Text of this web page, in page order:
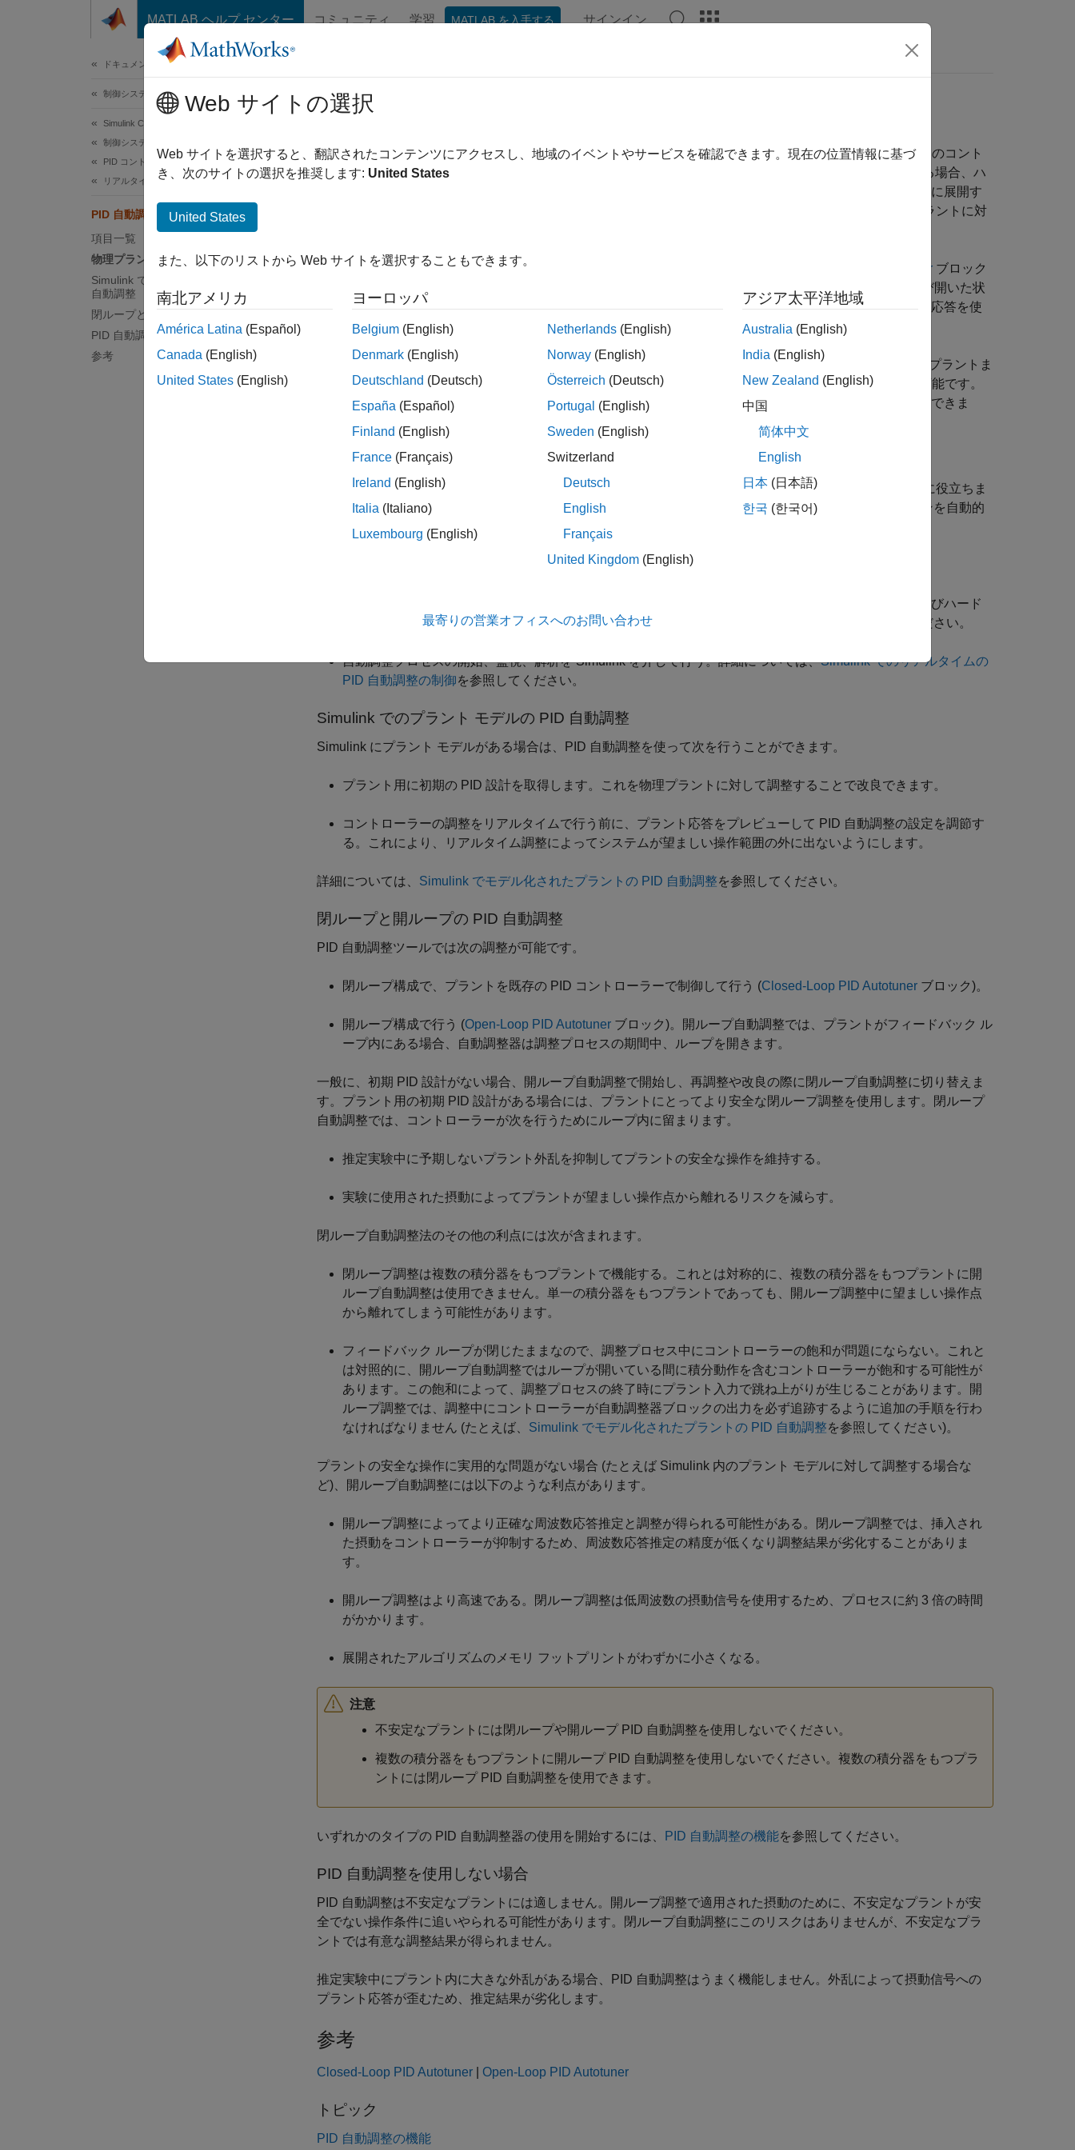
コンテンツへスキップ
MATLAB ヘルプ センター コミュニティ 学習 MATLAB を入手する サインイン
ドキュメンテーションのホーム
制御システム
Simulink Control Design
制御システムの設計と調整
PID コントローラーの調整
リアルタイムの PID 自動調整
PID 自動調整を使用する場合
項目一覧
物理プラントの PID 自動調整
Simulink でのプラント モデルの PID
自動調整
閉ループと開ループの PID 自動調整
PID 自動調整を使用しない場合
参考
PID 自動調整を使用する場合
Simulink ®Control Design™の PID 自動調整器ブロックによって、パラメトリックなプラント モデルや初期のコント
ローラー設計なしで PID コントローラーを調整できます。
のようなコード生成製品がある場合、ハ
ードウェアに調整アルゴリズムを実装するコードを生成することが可能です。アルゴリズムをハードウェアに展開す
ることにより、調整プロセスの管理に Simulink を使用するかどうかに関係なく、コントローラーを物理プラントに対
モデルに依存しない調整を行うには、 Open-Loop PID Autotuner ブロック
を使用します。これらのブロックは、プラントに信号を挿入してフィードバック ループが閉じた状態および開いた状
態でのプラント出力をそれぞれ測定する、周波数応答の推定実験を行います。ブロックは結果の推定周波数応答を使
用してプラントの PID ゲインを調整します。
PID 自動調整は、低次元と高次元、むだ時間の有無、および直達の有無に関係なく、漸近的に安定な SISO プラントま
たは積分 SISO プラントのすべてで機能します。あらゆるタイプの PID コントローラーを調整することが可能です。
ブロックへの入力によって調整プロセスをトリガーするので、コントローラーの調整をいつでも行うことができま
物理プラントの PID 自動調整
組み込みの PID 自動調整は、PID 制御されたシステムと、動作のテスト ベッドまたは制御環境がある場合に役立ちま
す。この場合は自動調整器ブロックをハードウェアに展開して、システム内の PID コントローラーのゲインを自動的
に調整することができます。
実際には、PID 自動調整プロセスを管理するには以下を含めていくつかの方法があります。
自動調整アルゴリズムをスタンドアロンの組み込みモジュールとして展開し、独自のソフトウェアおよびハード
ウェア環境で調整プロセスを管理する。詳細については、
を参照してください。
自動調整プロセスの開始、監視、解析を Simulink を介して行う。詳細については、Simulink でのリアルタイムの
PID 自動調整の制御を参照してください。
Simulink でのプラント モデルの PID 自動調整
Simulink にプラント モデルがある場合は、PID 自動調整を使って次を行うことができます。
プラント用に初期の PID 設計を取得します。これを物理プラントに対して調整することで改良できます。
コントローラーの調整をリアルタイムで行う前に、プラント応答をプレビューして PID 自動調整の設定を調節す
る。これにより、リアルタイム調整によってシステムが望ましい操作範囲の外に出ないようにします。
詳細については、 Simulink でモデル化されたプラントの PID 自動調整を参照してください。
閉ループと開ループの PID 自動調整
PID 自動調整ツールでは次の調整が可能です。
閉ループ構成で、プラントを既存の PID コントローラーで制御して行う (Closed-Loop PID Autotuner ブロック)。
開ループ構成で行う (Open-Loop PID Autotuner ブロック)。開ループ自動調整では、プラントがフィードバック ル
ープ内にある場合、自動調整器は調整プロセスの期間中、ループを開きます。
一般に、初期 PID 設計がない場合、開ループ自動調整で開始し、再調整や改良の際に閉ループ自動調整に切り替えま
す。プラント用の初期 PID 設計がある場合には、プラントにとってより安全な閉ループ調整を使用します。閉ループ
自動調整では、コントローラーが次を行うためにループ内に留まります。
推定実験中に予期しないプラント外乱を抑制してプラントの安全な操作を維持する。
実験に使用された摂動によってプラントが望ましい操作点から離れるリスクを減らす。
閉ループ自動調整法のその他の利点には次が含まれます。
閉ループ調整は複数の積分器をもつプラントで機能する。これとは対称的に、複数の積分器をもつプラントに開
ループ自動調整は使用できません。単一の積分器をもつプラントであっても、開ループ調整中に望ましい操作点
から離れてしまう可能性があります。
フィードバック ループが閉じたままなので、調整プロセス中にコントローラーの飽和が問題にならない。これと
は対照的に、開ループ自動調整ではループが開いている間に積分動作を含むコントローラーが飽和する可能性が
あります。この飽和によって、調整プロセスの終了時にプラント入力で跳ね上がりが生じることがあります。開
ループ調整では、調整中にコントローラーが自動調整器ブロックの出力を必ず追跡するように追加の手順を行わ
なければなりません (たとえば、 Simulink でモデル化されたプラントの PID 自動調整を参照してください)。
プラントの安全な操作に実用的な問題がない場合 (たとえば Simulink 内のプラント モデルに対して調整する場合な
ど)、開ループ自動調整には以下のような利点があります。
開ループ調整によってより正確な周波数応答推定と調整が得られる可能性がある。閉ループ調整では、挿入され
た摂動をコントローラーが抑制するため、周波数応答推定の精度が低くなり調整結果が劣化することがありま
す。
開ループ調整はより高速である。閉ループ調整は低周波数の摂動信号を使用するため、プロセスに約 3 倍の時間
がかかります。
展開されたアルゴリズムのメモリ フットプリントがわずかに小さくなる。
注意
不安定なプラントには閉ループや開ループ PID 自動調整を使用しないでください。
複数の積分器をもつプラントに開ループ PID 自動調整を使用しないでください。複数の積分器をもつプラ
ントには閉ループ PID 自動調整を使用できます。
いずれかのタイプの PID 自動調整器の使用を開始するには、 PID 自動調整の機能を参照してください。
PID 自動調整を使用しない場合
PID 自動調整は不安定なプラントには適しません。開ループ調整で適用された摂動のために、不安定なプラントが安
全でない操作条件に追いやられる可能性があります。閉ループ自動調整にこのリスクはありませんが、不安定なプラ
ントでは有意な調整結果が得られません。
推定実験中にプラント内に大きな外乱がある場合、PID 自動調整はうまく機能しません。外乱によって摂動信号への
プラント応答が歪むため、推定結果が劣化します。
参考
Closed-Loop PID Autotuner Open-Loop PID Autotuner
トピック
PID 自動調整の機能
Web サイトの選択
Web サイトを選択すると、翻訳されたコンテンツにアクセスし、地域のイベントやサービスを確認できます。現在の位置情報に基づ
き、次のサイトの選択を推奨します: United States
United States
また、以下のリストから Web サイトを選択することもできます。
南北アメリカ
América Latina (Español)
Canada (English)
United States (English)
ヨーロッパ
Belgium (English)
Denmark (English)
Deutschland (Deutsch)
España (Español)
Finland (English)
France (Français)
Ireland (English)
Italia (Italiano)
Luxembourg (English)
Netherlands (English)
Norway (English)
Österreich (Deutsch)
Portugal (English)
Sweden (English)
Switzerland
Deutsch
English
Français
United Kingdom (English)
アジア太平洋地域
Australia (English)
India (English)
New Zealand (English)
中国
简体中文
English
日本 (日本語)
한국 (한국어)
最寄りの営業オフィスへのお問い合わせ